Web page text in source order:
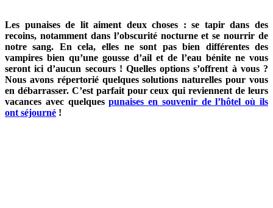
Les punaises de lit aiment deux choses : se tapir dans des
recoins, notamment dans l’obscurité nocturne et se nourrir de
notre sang. En cela, elles ne sont pas bien différentes des
vampires bien qu’une gousse d’ail et de l’eau bénite ne vous
seront ici d’aucun secours ! Quelles options s’offrent à vous ?
Nous avons répertorié quelques solutions naturelles pour vous
en débarrasser. C’est parfait pour ceux qui reviennent de leurs
vacances avec quelquespunaises en souvenir de l’hôtel où ils
ont séjourné !